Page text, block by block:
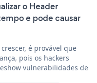
o Header
e pode causar
é provável que
pois os hackers
vulnerabilidades de